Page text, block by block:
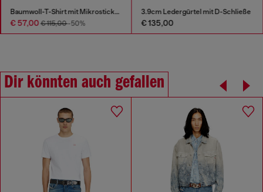
Baumwoll-T-Shirt mit Mikrostickerei
€ 57,00€ 115,00-50%
3.9cm Ledergürtel mit D-Schließe
€ 135,00
Dir könnten auch gefallen